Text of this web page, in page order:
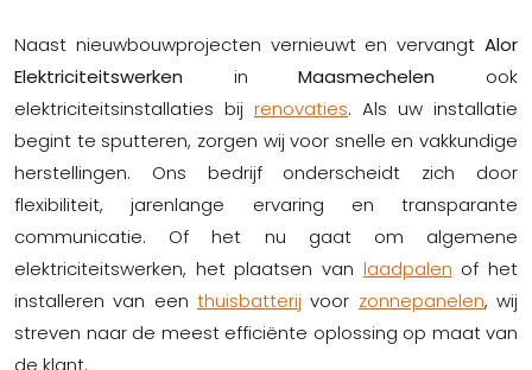
Naast nieuwbouwprojecten vernieuwt en vervangt Alor
Elektriciteitswerken inMaasmechelen ook
elektriciteitsinstallaties bij renovaties. Als uw installatie
begint te sputteren, zorgen wij voor snelle en vakkundige
herstellingen. Ons bedrijf onderscheidt zich door
flexibiliteit, jarenlange ervaring en transparante
communicatie. Of het nu gaat om algemene
elektriciteitswerken, het plaatsen van laadpalen of het
installeren van een thuisbatterij voor zonnepanelen, wij
streven naar de meest efficiënte oplossing op maat van
de klant.